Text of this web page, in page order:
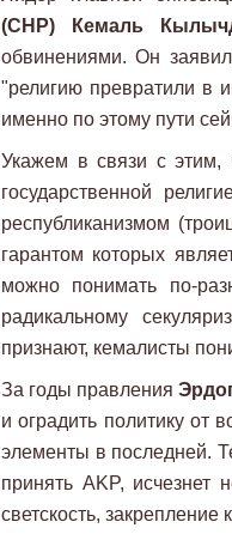
(CHP) Кемаль
обвинениями. Он
"религию превратили в
именно по этому пути
Укажем в связи с этим,
государственной
республиканизмом
гарантом которых
можно понимать по-
радикальному
признают, кемалисты
За годы правления
и оградить политику от
элементы в последней.
принять AKP, исчезнет
светскость,